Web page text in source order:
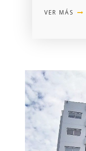
VER MÁS